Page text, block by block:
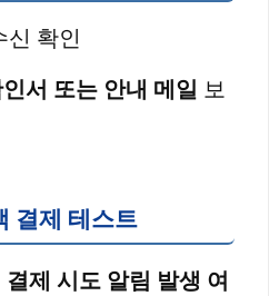
확인
서 또는 안내 메일 보
결제 테스트
결제 시도 알림 발생 여